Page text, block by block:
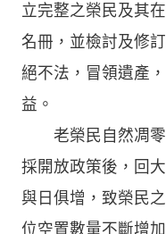
立完整之榮民及其
名冊，並檢討及修
絕不法，冒領遺產
益。
老榮民自然凋零
採開放政策後，回
與日俱增，致榮民
位空置數量不斷增